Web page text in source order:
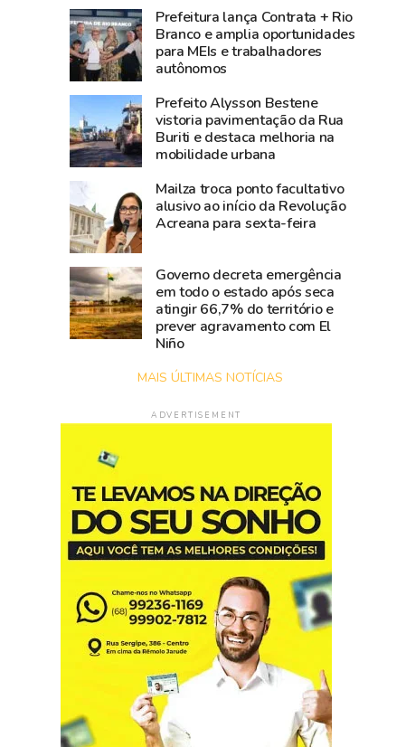
lidera
produção
agropecuária
do
Acre
Norte
registra
alta
de
2,3%
na
atividade
econômica
Prefeitura lança Contrata + Rio
Branco e amplia oportunidades
para MEIs e trabalhadores
autônomos
Prefeito Alysson Bestene
vistoria pavimentação da Rua
Buriti e destaca melhoria na
mobilidade urbana
Mailza troca ponto facultativo
alusivo ao início da Revolução
Acreana para sexta-feira
Governo decreta emergência
em todo o estado após seca
atingir 66,7% do território e
prever agravamento com El
Niño
MAIS ÚLTIMAS NOTÍCIAS
ADVERTISEMENT